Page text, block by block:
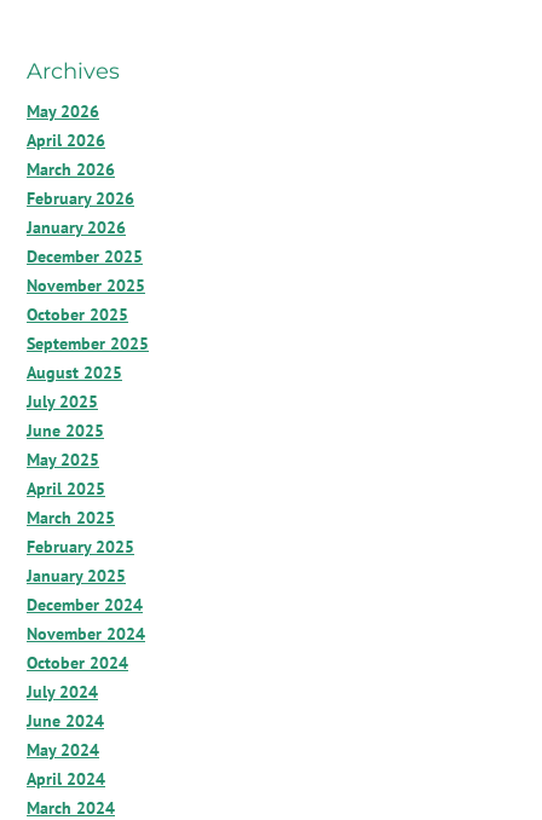
Archives
May 2026
April 2026
March 2026
February 2026
January 2026
December 2025
November 2025
October 2025
September 2025
August 2025
July 2025
June 2025
May 2025
April 2025
March 2025
February 2025
January 2025
December 2024
November 2024
October 2024
July 2024
June 2024
May 2024
April 2024
March 2024